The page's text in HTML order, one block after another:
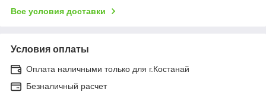
Все условия доставки
Условия оплаты
Оплата наличными только для г.Костанай
Безналичный расчет